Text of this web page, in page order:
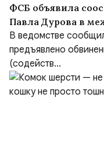
ФСБ объявила
Павла Дурова в
делу о
В ведомстве
предъявлено
(содейств...